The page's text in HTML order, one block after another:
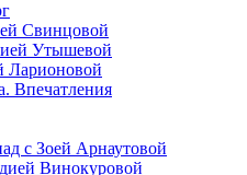
Свинцовой
Утышевой
Ларионовой
Впечатления
с Зоей Арнаутовой
Винокуровой